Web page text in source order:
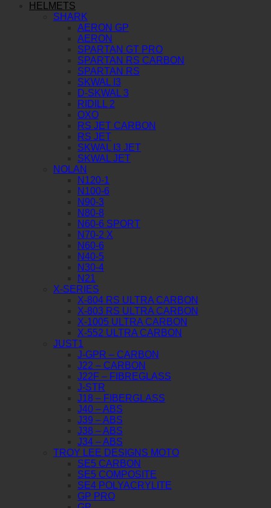
HELMETS
SHARK
AERON GP
AERON
SPARTAN GT PRO
SPARTAN RS CARBON
SPARTAN RS
SKWAL I3
D-SKWAL 3
RIDILL 2
OXO
RS JET CARBON
RS JET
SKWAL I3 JET
SKWAL JET
NOLAN
N120-1
N100-6
N90-3
N80-8
N60-6 SPORT
N70-2 X
N60-6
N40-5
N30-4
N21
X-SERIES
X-804 RS ULTRA CARBON
X-803 RS ULTRA CARBON
X-1005 ULTRA CARBON
X-552 ULTRA CARBON
JUST1
J-GPR – CARBON
J22 – CARBON
J22F – FIBREGLASS
J-STR
J18 – FIBERGLASS
J40 – ABS
J39 – ABS
J38 – ABS
J34 – ABS
TROY LEE DESIGNS MOTO
SE5 CARBON
SE5 COMPOSITE
SE4 POLYACRYLITE
GP PRO